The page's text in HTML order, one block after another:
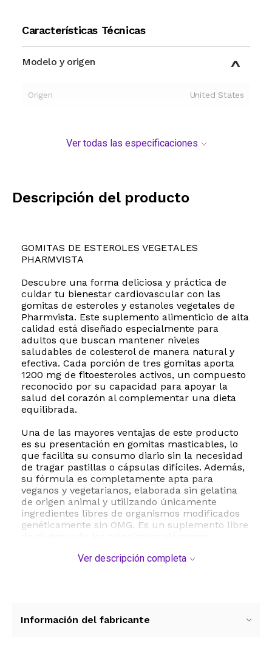
Características Técnicas
Modelo y origen
Origen United States
Ver todas las especificaciones
Descripción del producto
GOMITAS DE ESTEROLES VEGETALES
PHARMVISTA
Descubre una forma deliciosa y práctica de
cuidar tu bienestar cardiovascular con las
gomitas de esteroles y estanoles vegetales de
Pharmvista. Este suplemento alimenticio de alta
calidad está diseñado especialmente para
adultos que buscan mantener niveles
saludables de colesterol de manera natural y
efectiva. Cada porción de tres gomitas aporta
1200 mg de fitoesteroles activos, un compuesto
reconocido por su capacidad para apoyar la
salud del corazón al complementar una dieta
equilibrada.
Una de las mayores ventajas de este producto
es su presentación en gomitas masticables, lo
que facilita su consumo diario sin la necesidad
de tragar pastillas o cápsulas difíciles. Además,
su fórmula es completamente apta para
veganos y vegetarianos, elaborada sin gelatina
de origen animal y utilizando únicamente
ingredientes libres de organismos modificados
genéticamente sin OMG. Es un suplemento libre
personas con sensibilidades alimentarias.
El producto es fabricado en Estados Unidos bajo
Ver descripción completa
Información del fabricante